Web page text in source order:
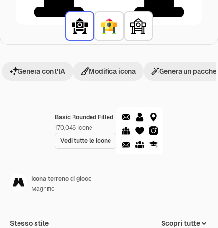
Basic Rounded Filled
170,046 Icone
Vedi tutte le icone
Genera con l'IA Modifica icona Genera un
Icona terreno di gioco
Magnific
Stesso stile Scopri tutte